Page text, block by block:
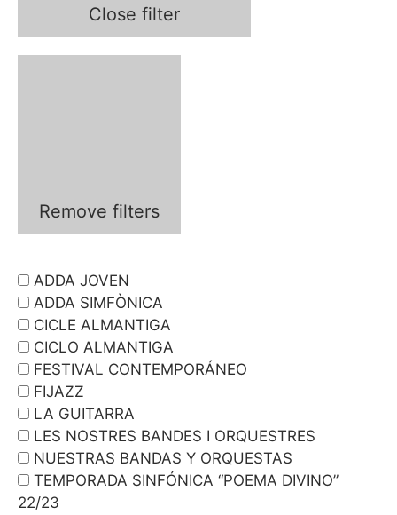
Close filter
Remove filters
ADDA JOVEN
ADDA SIMFÒNICA
CICLE ALMANTIGA
CICLO ALMANTIGA
FESTIVAL CONTEMPORÁNEO
FIJAZZ
LA GUITARRA
LES NOSTRES BANDES I ORQUESTRES
NUESTRAS BANDAS Y ORQUESTAS
TEMPORADA SINFÓNICA “POEMA DIVINO”
22/23